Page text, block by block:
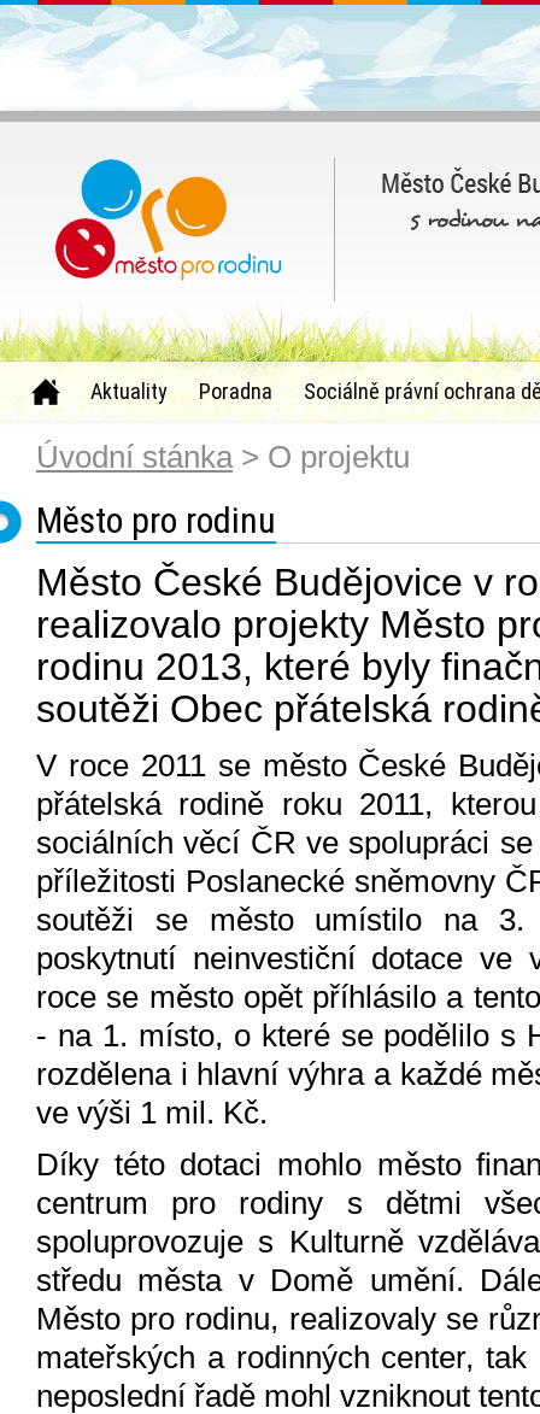
Aktuality Poradna Sociálně právní ochrana
Úvodní stánka> O projektu
Město pro rodinu
Město České Budějovice v
realizovalo projekty Město
rodinu 2013, které byly
soutěži Obec přátelská
V roce 2011 se město České
přátelská rodině roku 2011,
sociálních věcí ČR ve spolupráci
příležitosti Poslanecké sněmovny
soutěži se město umístilo na
poskytnutí neinvestiční dotace
roce se město opět příhlásilo a
- na 1. místo, o které se podělilo s
rozdělena i hlavní výhra a každé
ve výši 1 mil. Kč.
Díky této dotaci mohlo město
centrum pro rodiny s dětmi
spoluprovozuje s Kulturně
středu města v Domě umění.
Město pro rodinu, realizovaly se
mateřských a rodinných center,
neposlední řadě mohl vzniknout